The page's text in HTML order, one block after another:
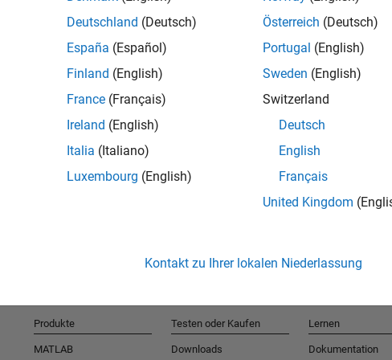
Deutschland (Deutsch)
España (Español)
Finland (English)
France (Français)
Ireland (English)
Italia (Italiano)
Luxembourg (English)
Österreich (Deutsch)
Portugal (English)
Sweden (English)
Switzerland
Deutsch
English
Français
United Kingdom
Kontakt zu Ihrer lokalen Niederlassung
Produkte
MATLAB
Testen oder Kaufen
Downloads
Lernen
Dokumentation